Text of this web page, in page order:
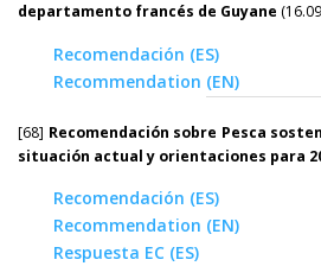
departamento francés de Guyane
Recomendación (ES)
Recommendation (EN)
[68] Recomendación sobre Pesca
situación actual y orientaciones para
Recomendación (ES)
Recommendation (EN)
Respuesta EC (ES)